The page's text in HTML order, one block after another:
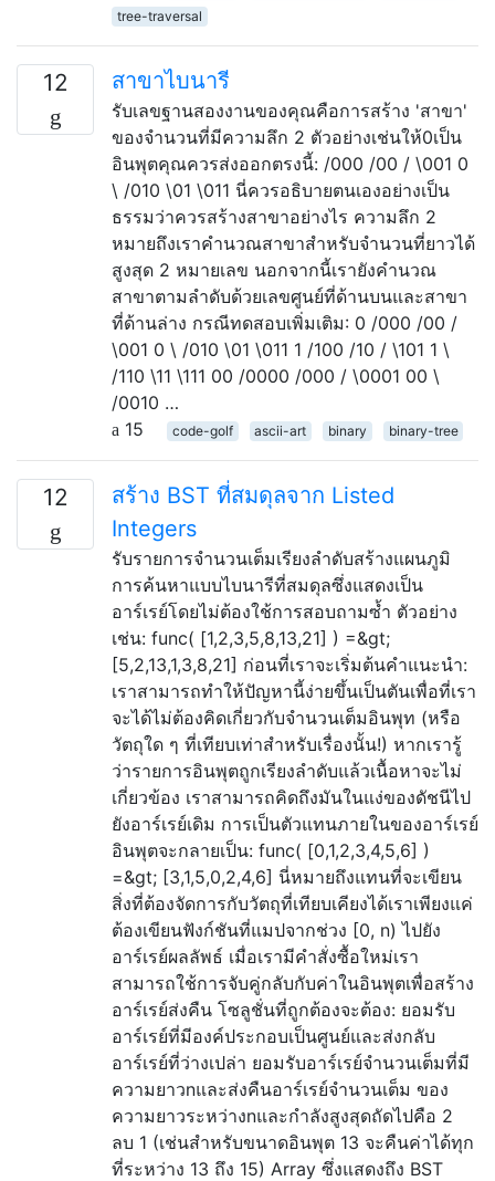
tree-traversal
12 สาขาไบนารี
รับเลขฐานสองงานของคุณคือการสร้าง 'สาขา'
ของจำนวนที่มีความลึก 2 ตัวอย่างเช่นให้0เป็น
อินพุตคุณควรส่งออกตรงนี้: /000 /00 / \001 0
\ /010 \01 \011 นี่ควรอธิบายตนเองอย่างเป็น
ธรรมว่าควรสร้างสาขาอย่างไร ความลึก 2
หมายถึงเราคำนวณสาขาสำหรับจำนวนที่ยาวได้
สูงสุด 2 หมายเลข นอกจากนี้เรายังคำนวณ
สาขาตามลำดับด้วยเลขศูนย์ที่ด้านบนและสาขา
ที่ด้านล่าง กรณีทดสอบเพิ่มเติม: 0 /000 /00 /
\001 0 \ /010 \01 \011 1 /100 /10 / \101 1 \
/110 \11 \111 00 /0000 /000 / \0001 00 \
/0010 …
15
code-golf ascii-art binary binary-tree
12
สร้าง BST ที่สมดุลจาก Listed
Integers
รับรายการจำนวนเต็มเรียงลำดับสร้างแผนภูมิ
การค้นหาแบบไบนารีที่สมดุลซึ่งแสดงเป็น
อาร์เรย์โดยไม่ต้องใช้การสอบถามซ้ำ ตัวอย่าง
เช่น: func( [1,2,3,5,8,13,21] ) =&gt;
[5,2,13,1,3,8,21] ก่อนที่เราจะเริ่มต้นคำแนะนำ:
เราสามารถทำให้ปัญหานี้ง่ายขึ้นเป็นตันเพื่อที่เรา
จะได้ไม่ต้องคิดเกี่ยวกับจำนวนเต็มอินพุท (หรือ
วัตถุใด ๆ ที่เทียบเท่าสำหรับเรื่องนั้น!) หากเรารู้
ว่ารายการอินพุตถูกเรียงลำดับแล้วเนื้อหาจะไม่
เกี่ยวข้อง เราสามารถคิดถึงมันในแง่ของดัชนีไป
ยังอาร์เรย์เดิม การเป็นตัวแทนภายในของอาร์เรย์
อินพุตจะกลายเป็น: func( [0,1,2,3,4,5,6] )
=&gt; [3,1,5,0,2,4,6] นี่หมายถึงแทนที่จะเขียน
สิ่งที่ต้องจัดการกับวัตถุที่เทียบเคียงได้เราเพียงแค่
ต้องเขียนฟังก์ชันที่แมปจากช่วง [0, n) ไปยัง
อาร์เรย์ผลลัพธ์ เมื่อเรามีคำสั่งซื้อใหม่เรา
สามารถใช้การจับคู่กลับกับค่าในอินพุตเพื่อสร้าง
อาร์เรย์ส่งคืน โซลูชั่นที่ถูกต้องจะต้อง: ยอมรับ
อาร์เรย์ที่มีองค์ประกอบเป็นศูนย์และส่งกลับ
อาร์เรย์ที่ว่างเปล่า ยอมรับอาร์เรย์จำนวนเต็มที่มี
ความยาวnและส่งคืนอาร์เรย์จำนวนเต็ม ของ
ความยาวระหว่างnและกำลังสูงสุดถัดไปคือ 2
ลบ 1 (เช่นสำหรับขนาดอินพุต 13 จะคืนค่าได้ทุก
ที่ระหว่าง 13 ถึง 15) Array ซึ่งแสดงถึง BST